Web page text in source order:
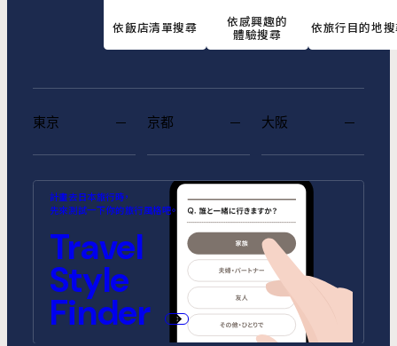
依飯店清單搜尋 依感興趣的
體驗搜尋 依旅行目的地
東京
MIMARU SUITES 東京浅草
MIMARU東京 池袋
MIMARU SUITES 東京日本橋
MIMARU東京 錦糸町
MIMARU東京 STATION EAST
MIMARU東京 赤坂
MIMARU東京 上野稲荷町
MIMARU東京 上野NORTH
MIMARU東京 上野EAST
MIMARU東京 上野御徒町
MIMARU東京 新宿WEST
京都
MIMARU SUITES 京都
CENTRAL
MIMARU京都 河原町五条
MIMARU京都 STATION
MIMARU京都 新町三条
MIMARU京都 四条WEST(旧
MIMARU京都 西洞院高辻)
MIMARU京都 二条城
MIMARU SUITES 京都四条
大阪
MIMARU大阪 難波STATION
ANNEX (將於2026年10月1日開
MIMARU大阪 心斎橋CENTRAL
(將於2026年9月1日開幕)
MIMARU大阪 心斎橋NORTH
MIMARU大阪 心斎橋EAST
MIMARU大阪 難波STATION
MIMARU大阪 心斎橋WEST
MIMARU大阪 難波NORTH
計畫去日本旅行時，
先來測試一下你的旅行風格吧。
Travel
Style
Finder